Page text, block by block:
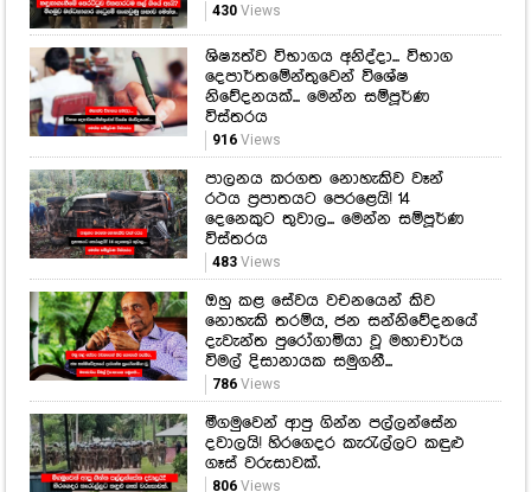
430Views
ශිෂ්‍යත්ව විභාගය අනිද්දා... විභාග
දෙපාර්තමේන්තුවෙන් විශේෂ
නිවේදනයක්... මෙන්න සම්පූර්ණ
විස්තරය
916Views
පාලනය කරගත නොහැකිව වෑන්
රථය ප්‍රපාතයට පෙරළෙයි! 14
දෙනෙකුට තුවාල... මෙන්න සම්පූර්ණ
විස්තරය
483Views
ඔහු කළ සේවය වචනයෙන් කිව
නොහැකි තරම්ය, ජන සන්නිවේදනයේ
දැවැන්ත පුරෝගාමියා වූ මහාචාර්ය
විමල් දිසානායක සමුගනී...
786Views
මීගමුවෙන් ආපු ගින්න පල්ලන්සේන
දවාලයි! හිරගෙදර කැරැල්ලට කඳුළු
ගෑස් වරුසාවක්.
806Views